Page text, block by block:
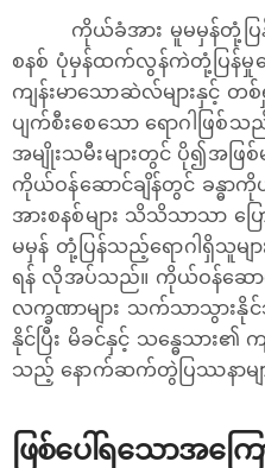
ကိုယ်ခံအား မူမမှန်တုံ့ပ
စနစ် ပုံမှန်ထက်လွန်ကဲတုံ့ပြန်မှုက
ကျန်းမာသောဆဲလ်များနှင့် တ
ပျက်စီးစေသော ရောဂါဖြစ်သ
အမျိုးသမီးများတွင် ပို၍အဖြစ်
ကိုယ်ဝန်ဆောင်ချိန်တွင် ခန္ဓာ
အားစနစ်များ သိသိသာသာ
မမှန် တုံ့ပြန်သည့်ရောဂါရှိသူ
ရန် လိုအပ်သည်။ ကိုယ်ဝန်ဆောင်ခ
လက္ခဏာများ သက်သာသွားနို
နိုင်ပြီး မိခင်နှင့် သန္ဓေသား၏
သည့် နောက်ဆက်တွဲပြဿနာမျာ
ဖြစ်ပေါ်ရသောအကြေ